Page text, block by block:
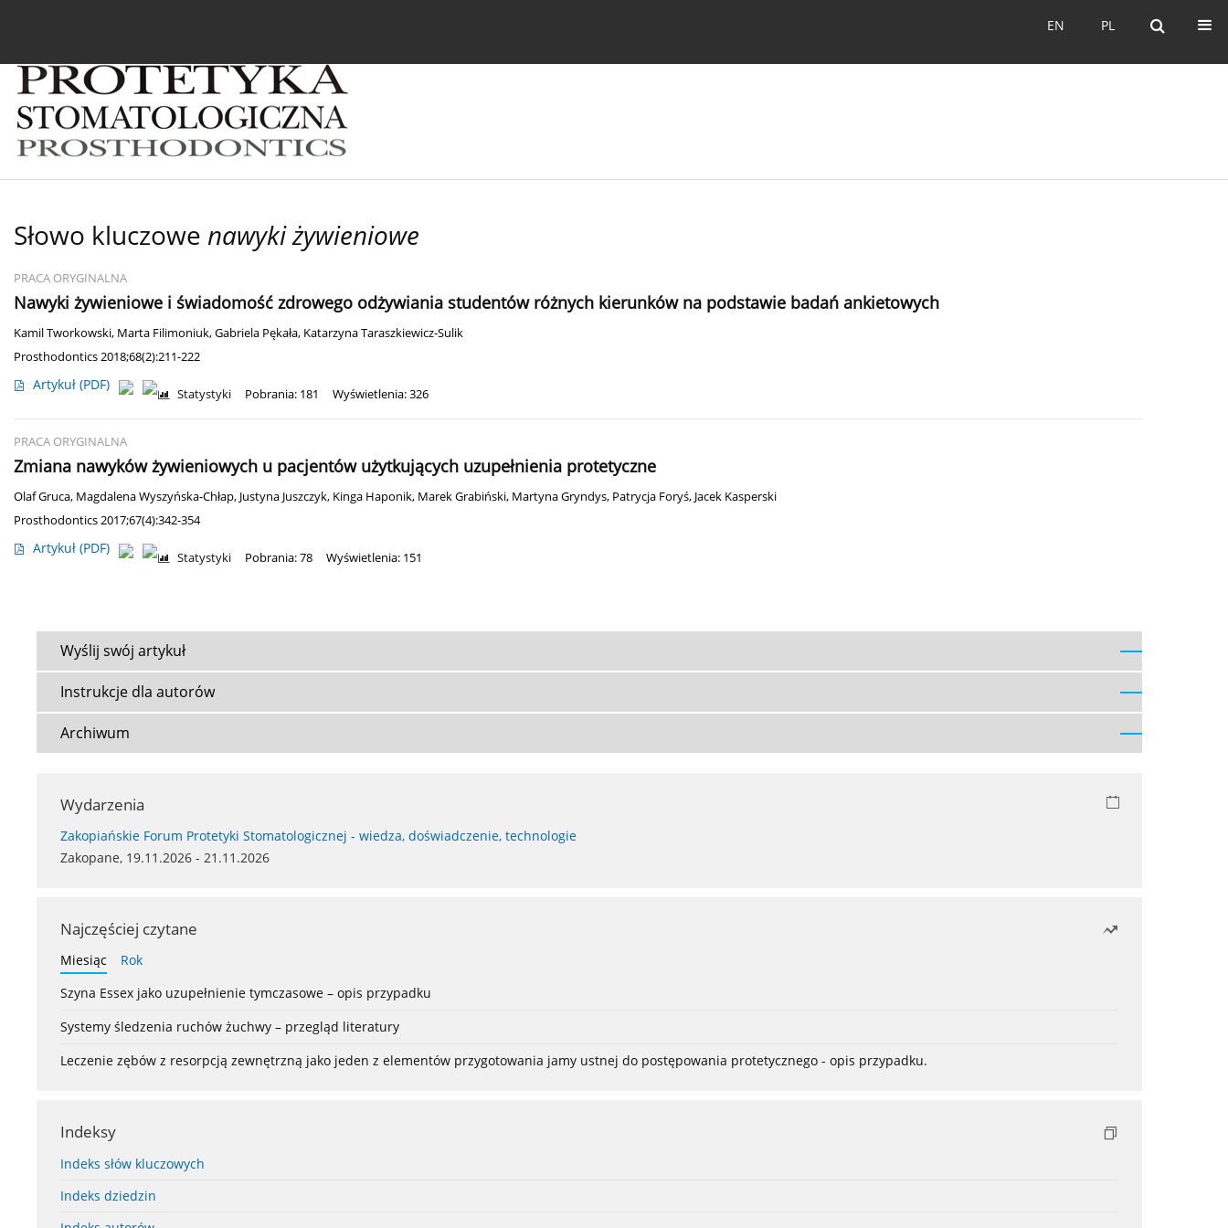
PL
EN PL
EN
Słowo kluczowe nawyki żywieniowe
PRACA ORYGINALNA
Nawyki żywieniowe i świadomość zdrowego odżywiania studentów różnych kierunków na podstawie badań ankietowych
Kamil Tworkowski, Marta Filimoniuk,Gabriela Pękała, Katarzyna Taraszkiewicz-Sulik
Prosthodontics 2018;68(2):211-222
Artykuł (PDF)
Statystyki Pobrania: 181 Wyświetlenia: 326
PRACA ORYGINALNA
Zmiana nawyków żywieniowych u pacjentów użytkujących uzupełnienia protetyczne
Olaf Gruca, Magdalena Wyszyńska-Chłap, Justyna Juszczyk, Kinga Haponik, Marek Grabiński, Martyna Gryndys, Patrycja Foryś, Jacek Kasperski
Prosthodontics 2017;67(4):342-354
Artykuł (PDF)
Statystyki Pobrania: 78 Wyświetlenia: 151
Wyślij swój artykuł
Instrukcje dla autorów
Archiwum
Wydarzenia
Zakopiańskie Forum Protetyki Stomatologicznej - wiedza, doświadczenie, technologie
Zakopane, 19.11.2026 - 21.11.2026
Najczęściej czytane
Miesiąc
Rok
Szyna Essex jako uzupełnienie tymczasowe – opis przypadku
Systemy śledzenia ruchów żuchwy – przegląd literatury
Leczenie zębów z resorpcją zewnętrzną jako jeden z elementów przygotowania jamy ustnej do postępowania protetycznego - opis przypadku.
Indeksy
Indeks słów kluczowych
Indeks dziedzin